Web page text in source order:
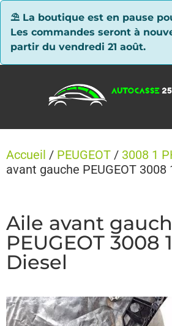
⛱ La boutique est en pause
Les commandes seront à
partir du vendredi 21 août.
Accueil / PEUGEOT / 3008 1
avant gauche PEUGEOT 3008
Aile avant
PEUGEOT 3008
Diesel
Panneau de gestion des